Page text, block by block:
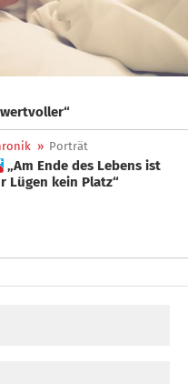
wertvoller“
» Porträt
ist
Lügen kein Platz“